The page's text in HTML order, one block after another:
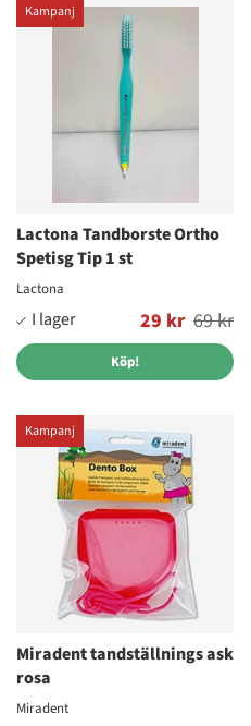
Kampanj
Lactona Tandborste Ortho
Spetisg Tip 1 st
Lactona
29 kr
Ordinarie pris: 69 kr
Köp!
Kampanj
Miradent tandställnings ask
rosa
Miradent